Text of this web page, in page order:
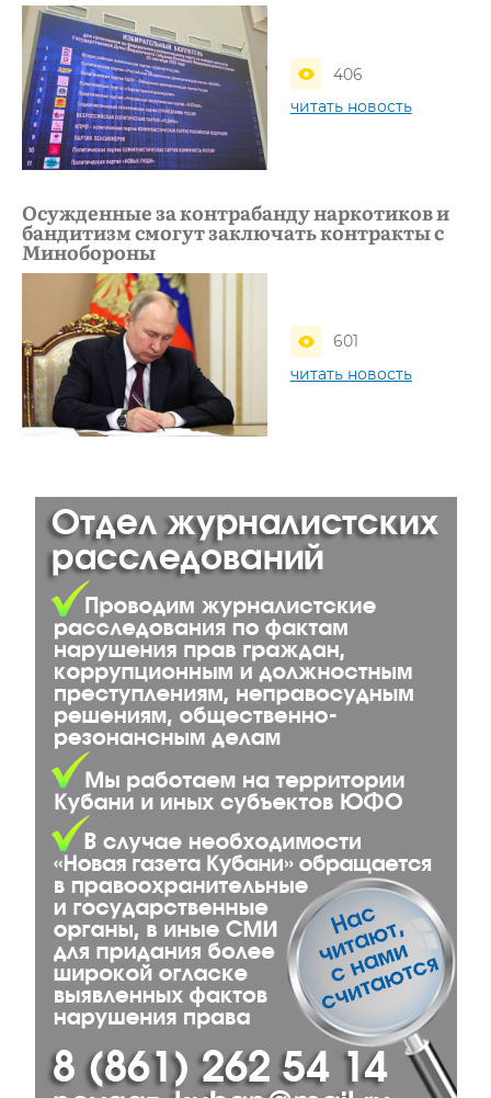
406
читать новость
Осужденные за контрабанду наркотиков и
бандитизм смогут заключать контракты с
Минобороны
601
читать новость